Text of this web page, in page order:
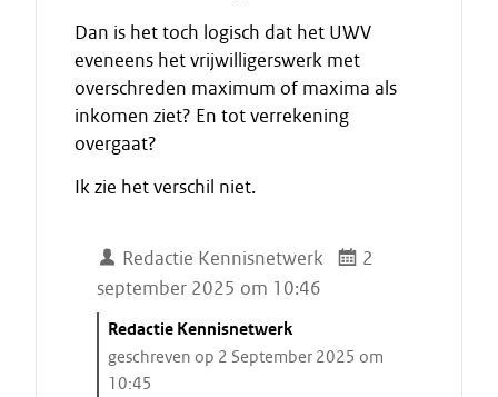
Dan is het toch logisch dat het UWV
eveneens het vrijwilligerswerk met
overschreden maximum of maxima als
inkomen ziet? En tot verrekening
overgaat?
Ik zie het verschil niet.
Redactie Kennisnetwerk
2
september 2025 om 10:46
C
i
t
Redactie Kennisnetwerk
geschreven op 2 September 2025 om
10:45